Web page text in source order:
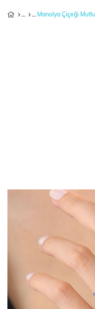
Manolya Çiçeği